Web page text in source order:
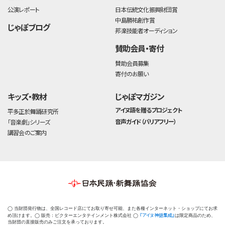
公演レポート
じゃぽブログ
日本伝統文化振興財団賞
中島勝祐創作賞
邦楽技能者オーディション
賛助会員・寄付
賛助会員募集
寄付のお願い
キッズ・教材
平多正於舞踊研究所
「音楽劇」シリーズ
講習会のご案内
じゃぽマガジン
アイヌ語を贈るプロジェクト
音声ガイド（バリアフリー）
◯ 当財団発行物は、全国レコード店にてお取り寄せ可能、また各種インターネット・ショップにてお求
め頂けます。◯ 販売：ビクターエンタテインメント株式会社 ◯ 『アイヌ神話集成』は限定商品のため、
当財団の直接販売のみご注文を承っております。